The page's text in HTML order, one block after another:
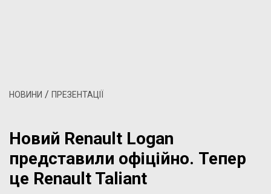
НОВИНИ / ПРЕЗЕНТАЦІЇ
Новий Renault Logan
представили офіційно. Тепер
це Renault Taliant